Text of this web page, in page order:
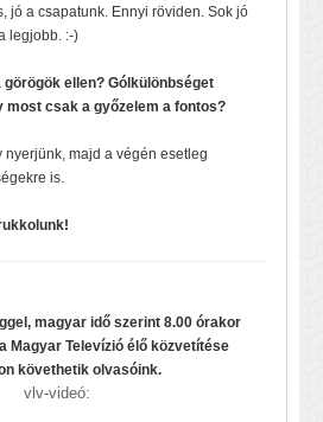
jó a csapatunk. Ennyi röviden. Sok jó
legjobb. :-)
ellen? Gólkülönbséget
most csak a győzelem a fontos?
nyerjünk, majd a végén esetleg
is.
magyar idő szerint 8.00 órakor
Magyar Televízió élő közvetítése
követhetik olvasóink.
vlv-videó: